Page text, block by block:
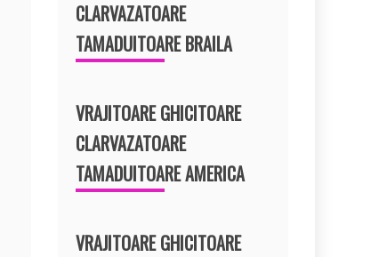
CLARVAZATOARE
TAMADUITOARE BRAILA
VRAJITOARE GHICITOARE
CLARVAZATOARE
TAMADUITOARE AMERICA
VRAJITOARE GHICITOARE